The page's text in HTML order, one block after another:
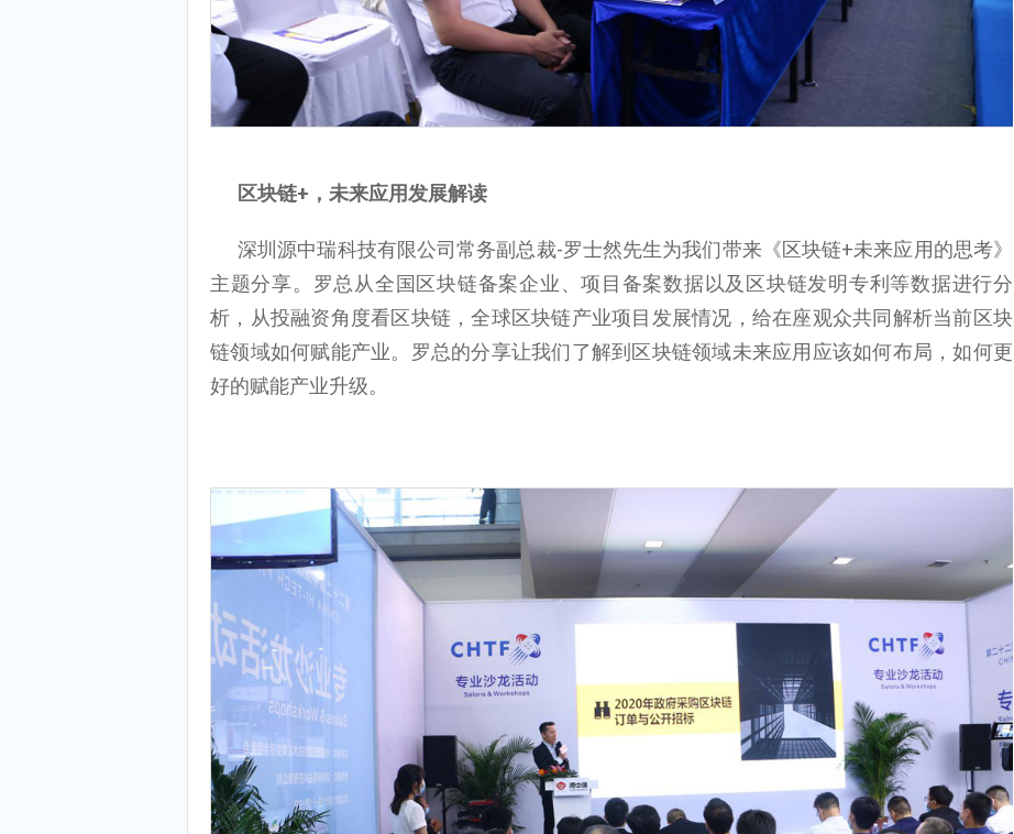
区块链+，未来应用发展解读
深圳源中瑞科技有限公司常务副总裁-罗士然先生为我们带来《区块链+未来应用的思考》
主题分享。罗总从全国区块链备案企业、项目备案数据以及区块链发明专利等数据进行分
析，从投融资角度看区块链，全球区块链产业项目发展情况，给在座观众共同解析当前区块
链领域如何赋能产业。罗总的分享让我们了解到区块链领域未来应用应该如何布局，如何更
好的赋能产业升级。